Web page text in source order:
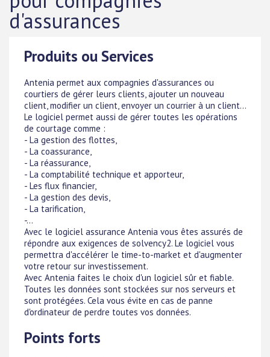
d'assurances
Produits ou Services
Antenia permet aux compagnies d'assurances ou
courtiers de gérer leurs clients, ajouter un nouveau
client, modifier un client, envoyer un courrier à un client...
Le logiciel permet aussi de gérer toutes les opérations
de courtage comme :
- La gestion des flottes,
- La coassurance,
- La réassurance,
- La comptabilité technique et apporteur,
- Les flux financier,
- La gestion des devis,
- La tarification,
-...
Avec le logiciel assurance Antenia vous êtes assurés de
répondre aux exigences de solvency2. Le logiciel vous
permettra d'accélérer le time-to-market et d'augmenter
votre retour sur investissement.
Avec Antenia faites le choix d'un logiciel sûr et fiable.
Toutes les données sont stockées sur nos serveurs et
sont protégées. Cela vous évite en cas de panne
d'ordinateur de perdre toutes vos données.
Points forts